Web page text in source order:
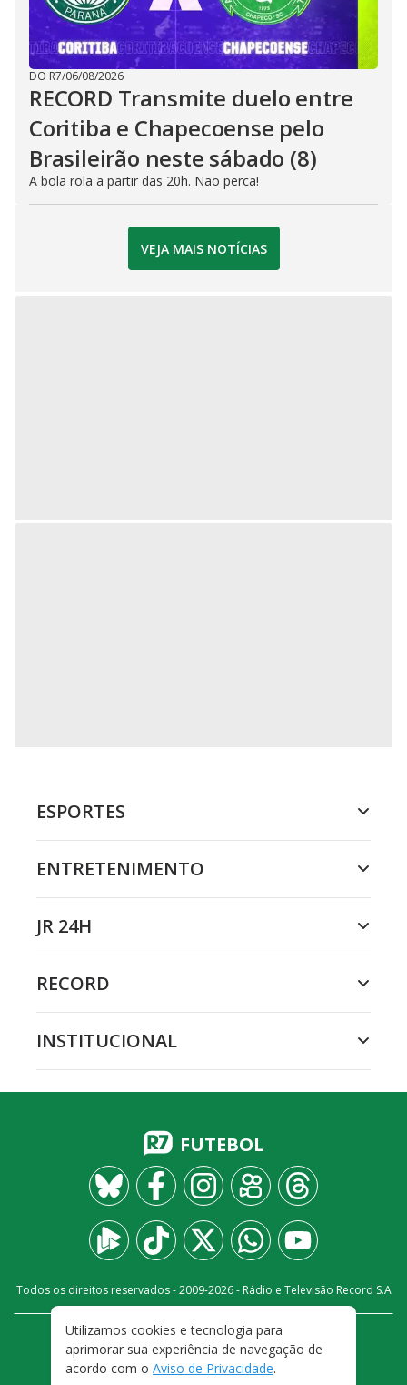
DO R7/06/08/2026
RECORD Transmite duelo entre
Coritiba e Chapecoense pelo
Brasileirão neste sábado (8)
A bola rola a partir das 20h. Não perca!
VEJA MAIS NOTÍCIAS
ESPORTES
ENTRETENIMENTO
JR 24H
RECORD
INSTITUCIONAL
FUTEBOL
Todos os direitos reservados - 2009-2026- Rádio e Televisão Record S.A
FALE CONOSCO
PRIVACIDADE
TERMOS E CONDIÇÕES DE USO
Utilizamos cookies e tecnologia para
aprimorar sua experiência de navegação de
acordo com o Aviso de Privacidade.